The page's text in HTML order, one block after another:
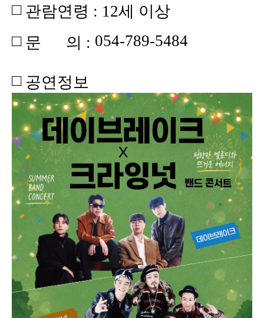
□ 관람연령 : 12세 이상
□ 문 의 : 054-789-5484
□ 공연정보